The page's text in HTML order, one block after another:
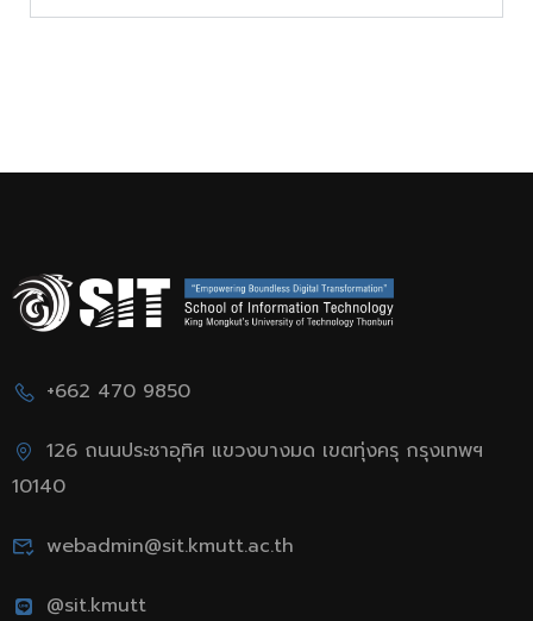
+662 470 9850
126 ถนนประชาอุทิศ แขวงบางมด เขตทุ่งครุ กรุงเทพฯ
10140
webadmin@sit.kmutt.ac.th
@sit.kmutt